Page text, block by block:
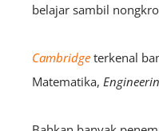
belajar sambil
Cambridge terkenal
Matematika,